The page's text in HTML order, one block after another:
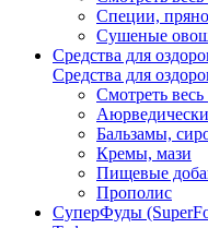
Специи,
Сушеные
Средства для
Средства для
Смотреть весь
Бальзамы,
Кремы, мази
Пищевые
Прополис
СуперФуды